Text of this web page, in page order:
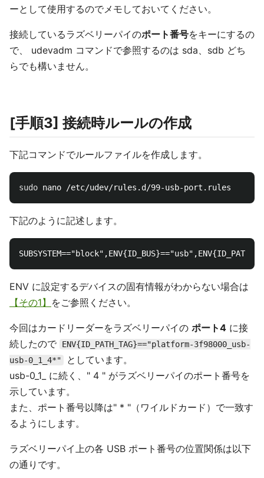
ーとして使用するのでメモしておいてください。
接続しているラズベリーパイのポート番号をキーにするの
で、 udevadm コマンドで参照するのは sda、sdb どち
らでも構いません。
[手順3] 接続時ルールの作成
下記コマンドでルールファイルを作成します。
sudo
下記のように記述します。
ENV に設定するデバイスの固有情報がわからない場合は
【その1】 をご参照ください。
今回はカードリーダーをラズベリーパイの ポート4 に接
続したので
ENV{ID_PATH_TAG}=="platform-3f98000_usb-
usb-0_1_4*"
としています。
usb-0_1_ に続く、" 4 " がラズベリーパイのポート番号を
示しています。
また、ポート番号以降は" * "（ワイルドカード）で一致す
るようにします。
ラズベリーパイ上の各 USB ポート番号の位置関係は以下
の通りです。